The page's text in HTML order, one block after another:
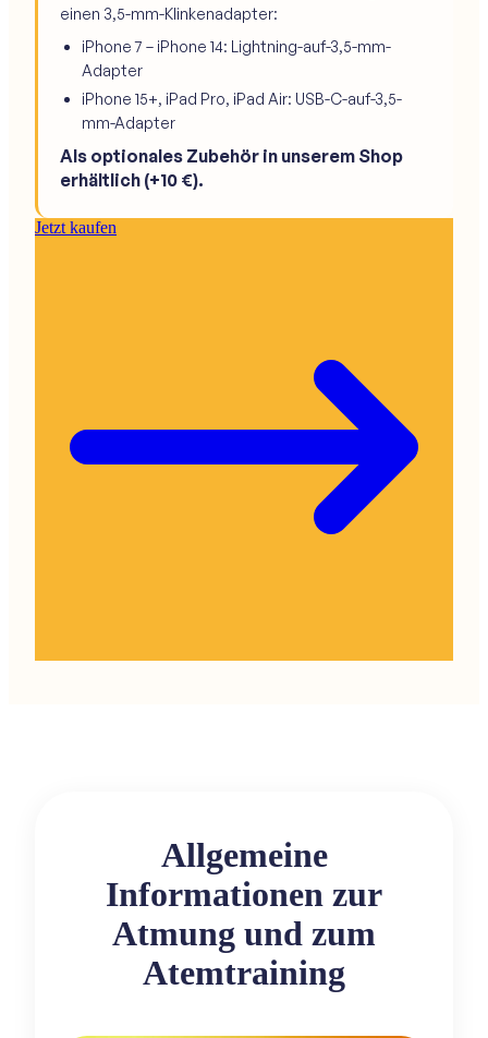
einen 3,5-mm-Klinkenadapter:
iPhone 7 – iPhone 14: Lightning-auf-3,5-mm-
Adapter
iPhone 15+, iPad Pro, iPad Air: USB-C-auf-3,5-
mm-Adapter
Als optionales Zubehör in unserem Shop
erhältlich (+10 €).
Jetzt kaufen
Allgemeine
Informationen zur
Atmung und zum
Atemtraining